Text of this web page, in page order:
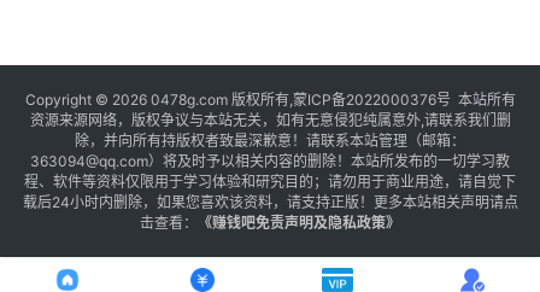
Copyright © 2026 0478g.com 版权所有,蒙ICP备2022000376号 本站所有
资源来源网络，版权争议与本站无关，如有无意侵犯纯属意外,请联系我们删
除，并向所有持版权者致最深歉意！请联系本站管理（邮箱：
363094@qq.com）将及时予以相关内容的删除！本站所发布的一切学习教
程、软件等资料仅限用于学习体验和研究目的；请勿用于商业用途，请自觉下
载后24小时内删除，如果您喜欢该资料，请支持正版！更多本站相关声明请点
击查看：
《赚钱吧免责声明及隐私政策》